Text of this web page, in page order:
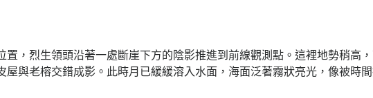
，烈生領頭沿著一處斷崖下方的陰影推進到前線觀測點。這裡地勢稍高
屋與老榕交錯成影。此時月已緩緩溶入水面，海面泛著霧狀亮光，像被時